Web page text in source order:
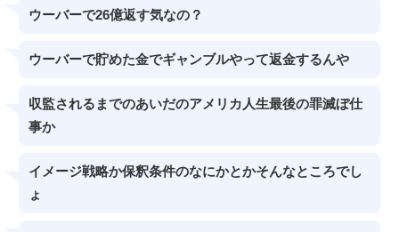
ウーバーで26億返す気なの？
ウーバーで貯めた金でギャンブルやって返金するんや
収監されるまでのあいだのアメリカ人生最後の罪滅ぼ仕
事か
イメージ戦略か保釈条件のなにかとかそんなところでし
ょ